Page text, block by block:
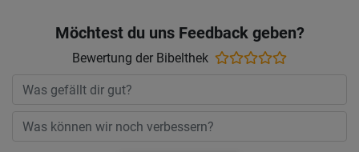
Möchtest du uns Feedback geben?
Bewertung der Bibelthek